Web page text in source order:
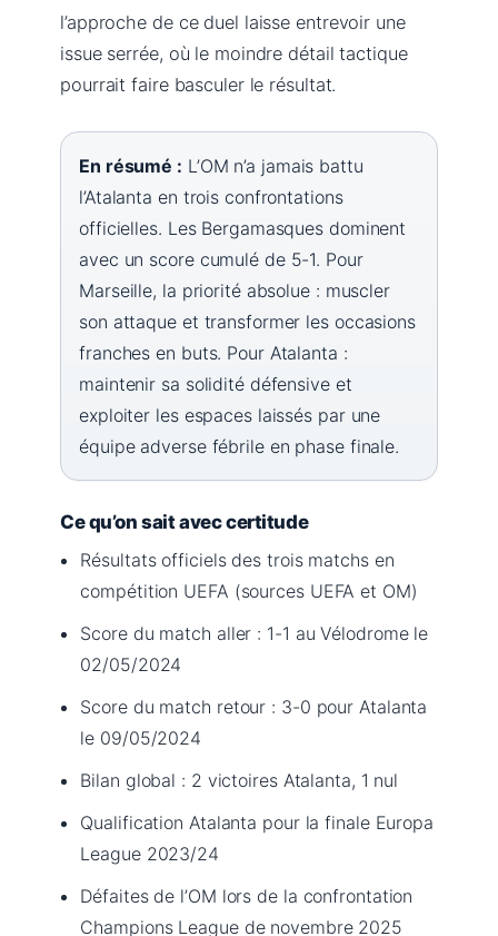
l’approche de ce duel laisse entrevoir une
issue serrée, où le moindre détail tactique
pourrait faire basculer le résultat.
En résumé : L’OM n’a jamais battu
l’Atalanta en trois confrontations
officielles. Les Bergamasques dominent
avec un score cumulé de 5-1. Pour
Marseille, la priorité absolue : muscler
son attaque et transformer les occasions
franches en buts. Pour Atalanta :
maintenir sa solidité défensive et
exploiter les espaces laissés par une
équipe adverse fébrile en phase finale.
Ce qu’on sait avec certitude
Résultats officiels des trois matchs en
compétition UEFA (sources UEFA et OM)
Score du match aller : 1-1 au Vélodrome le
02/05/2024
Score du match retour : 3-0 pour Atalanta
le 09/05/2024
Bilan global : 2 victoires Atalanta, 1 nul
Qualification Atalanta pour la finale Europa
League 2023/24
Défaites de l’OM lors de la confrontation
Champions League de novembre 2025